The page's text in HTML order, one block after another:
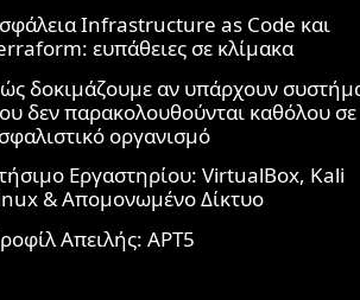
Infrastructure as Code και
ευπάθειες σε κλίμακα
δοκιμάζουμε αν υπάρχουν
δεν παρακολουθούνται καθόλου σε
οργανισμό
Εργαστηρίου: VirtualBox, Kali
& Απομονωμένο Δίκτυο
Απειλής: APT5